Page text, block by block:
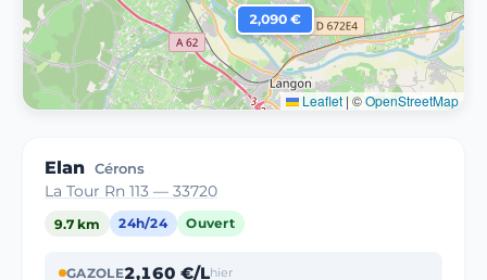
2,090 €
Leaflet | ©OpenStreetMap
Elan Cérons
La Tour Rn 113 — 33720
9.7 km 24h/24 Ouvert
GAZOLE2,160 €/Lhier